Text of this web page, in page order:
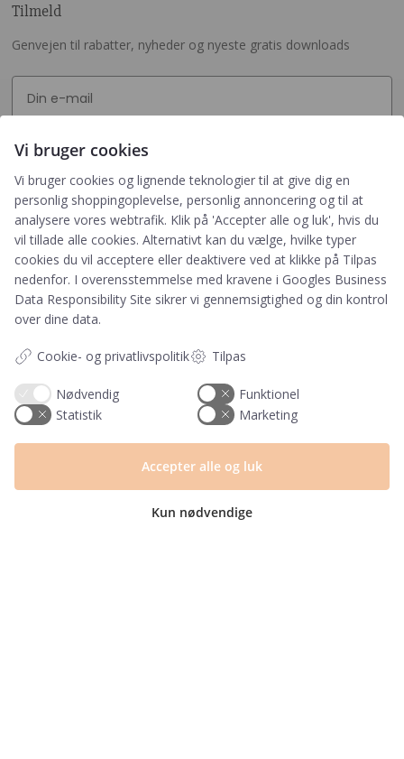
Har du et spørgsmål?
Du kan kontakte vores kundeservice på:
+45 60 15 72 04
Telefon & mail besvares I tidsrummet:
Mandag – Fredag: 10.00 – 15.00
kundeservice@prikogstreg.dk
Tilmeld
Genvejen til rabatter, nyheder og nyeste gratis downloads
Ved tilmelding accepterer du, at PRIK&STREG må
opbevare dine oplysninger i henhold til
PRIK&STREGS privatlivspolitik. Du accepterer
samtidig at modtage e-mails fra PRIK&STREG. Du
kan til enhver tid afmelde disse e-mails.
Vi bruger cookies
Vi bruger cookies og lignende teknologier til at give dig en
personlig shoppingoplevelse, personlig annoncering og til at
analysere vores webtrafik. Klik på 'Accepter alle og luk', hvis du
vil tillade alle cookies. Alternativt kan du vælge, hvilke typer
cookies du vil acceptere eller deaktivere ved at klikke på Tilpas
nedenfor. I overensstemmelse med kravene i Googles Business
Data Responsibility Site sikrer vi gennemsigtighed og din kontrol
over dine data.
Cookie- og privatlivspolitik Tilpas
Nødvendig
Funktionel
Statistik
Marketing
Kun nødvendige
Accepter alle og luk